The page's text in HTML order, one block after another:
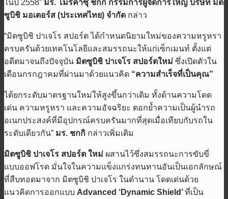
ในปี 2558” มร. โมริคาซุ ชกกิ กรรมการผู้จัดการใหญ่ บริษัท มิต
ซูบิชิ มอเตอร์ส (ประเทศไทย) จำกัด กล่าว
“มิตซูบิชิ ปาเจโร สปอร์ต ได้กำหนดนิยามใหม่ของความหรูหรา
ครบครันด้วยเทคโนโลยีและสมรรถนะให้แก่เซ็กเมนท์ ตั้งแต่
อดีตมาจนถึงปัจจุบัน มิตซูบิชิ ปาเจโร สปอร์ตใหม่ ซึ่งเปิดตัวใน
เดือนกรกฎาคมที่ผ่านมาด้วยแนวคิด “ความสำเร็จที่เป็นคุณ”
ได้ยกระดับมาตรฐานใหม่ให้สูงขึ้นกว่าเดิม ทั้งด้านความโดด
เด่น ความหรูหรา และความอัจฉริยะ ตอกย้ำความเป็นผู้นำรถ
อเนกประสงค์ที่มีอุปกรณ์ครบครันมากที่สุดเมื่อเทียบกับรถใน
ระดับเดียวกัน” มร. ชกกิ กล่าวเพิ่มเติม
มิตซูบิชิ ปาเจโร สปอร์ต ใหม่ ผสานไว้ซึ่งสมรรถนะการขับขี่
แบบออฟโรด มั่นใจในความแข็งแกร่งทนทานอันเป็นเอกลักษณ์
ที่สืบทอดมาจาก มิตซูบิชิ ปาเจโร ในตำนาน โดดเด่นด้วย
แนวคิดการออกแบบ Advanced ‘Dynamic Shield’ที่เป็น